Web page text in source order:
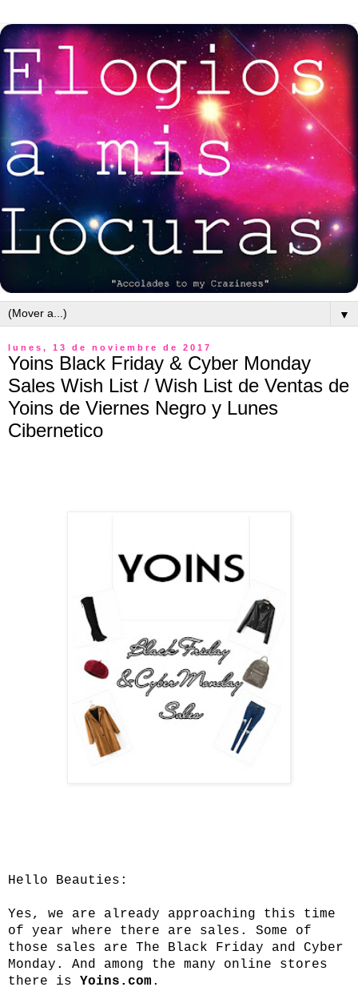
▼
lunes, 13 de noviembre de 2017
Yoins Black Friday & Cyber Monday
Sales Wish List / Wish List de Ventas de
Yoins de Viernes Negro y Lunes
Cibernetico
Hello Beauties:
Yes, we are already approaching this time
of year where there are sales. Some of
those sales are The Black Friday and Cyber
Monday. And among the many online stores
there is Yoins.com .